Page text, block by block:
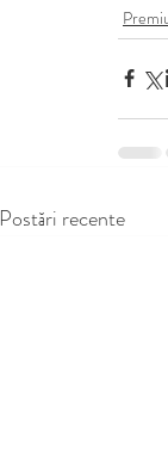
Postări recente